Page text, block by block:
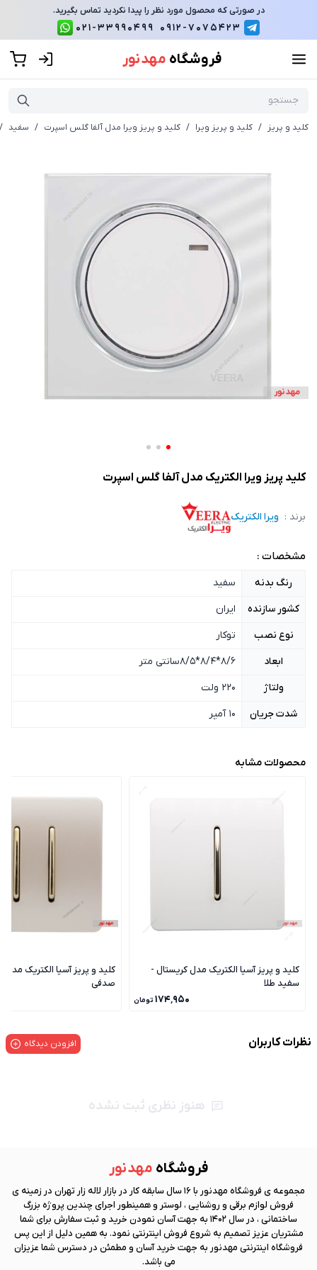
در صورتی که محصول مورد نظر را پیدا نکردید تماس بگیرید.
0912-7075423
021-33990499
فروشگاه مهد نور
کلید و پریز / کلید و پریز ویرا / کلید و پریز ویرا مدل آلفا گلس اسپرت / سفید /
کلید پریز ویرا الکتریک مدل آلفا گلس اسپرت
برند : ویرا الکتریک
مشخصات :
رنگ بدنه
سفید
کشور سازنده
ایران
نوع نصب
توکار
ابعاد
8/6*8/4*8/5سانتی متر
ولتاژ
220 ولت
شدت جریان
10 آمپر
محصولات مشابه
کلید و پریز آسیا الکتریک مدل کریستال -
سفید طلا
۱۷۴٬۹۵۰ تومان
کلید و پریز آسیا الکتریک مدل
صدفی
نظرات کاربران افزودن دیدگاه
هنوز نظری ثبت نشده
فروشگاه مهد نور
مجموعه ی فروشگاه مهد نور
با 16 سال سابقه کار در بازار لاله زار تهران در زمینه ی
فروش لوازم برقی و روشنایی ، لوستر و همینطور اجرای چندین پروژه بزرگ
ساختمانی ، در سال 1402 به جهت آسان نمودن خرید و ثبت سفارش برای شما
مشتریان عزیز تصمیم به شروع فروش اینترنتی نمود. به همین دلیل از این پس
فروشگاه اینترنتی مهد نور به جهت خرید آسان و مطمئن در دسترس شما عزیزان
می باشد.